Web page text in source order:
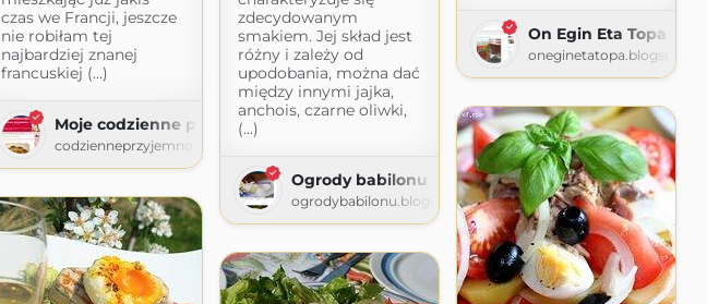
czas we Francji, jeszcze
nie robiłam tej
najbardziej znanej
francuskiej (...)
Moje codzienne przyjemności
codzienneprzyjemnosci.blogspot.com
On Egin Eta Topa
zdecydowanym
smakiem. Jej skład jest
różny i zależy od
upodobania, można dać
między innymi jajka,
anchois, czarne oliwki,
(...)
Ogrody babilonu
ogrodybabilonu.blogspot.com